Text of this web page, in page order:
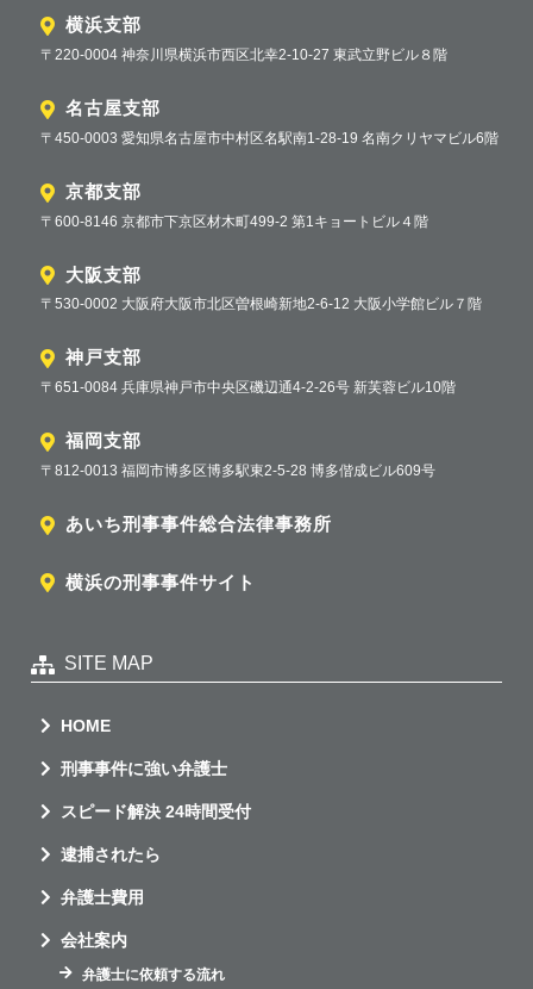
横浜支部
〒220-0004 神奈川県横浜市西区北幸2-10-27 東武立野ビル８階
名古屋支部
〒450-0003 愛知県名古屋市中村区名駅南1-28-19 名南クリヤマビル6階
京都支部
〒600-8146 京都市下京区材木町499-2 第1キョートビル４階
大阪支部
〒530-0002 大阪府大阪市北区曽根崎新地2-6-12 大阪小学館ビル７階
神戸支部
〒651-0084 兵庫県神戸市中央区磯辺通4-2-26号 新芙蓉ビル10階
福岡支部
〒812-0013 福岡市博多区博多駅東2-5-28 博多偕成ビル609号
あいち刑事事件総合法律事務所
横浜の刑事事件サイト
SITE MAP
HOME
刑事事件に強い弁護士
スピード解決 24時間受付
逮捕されたら
弁護士費用
会社案内
弁護士に依頼する流れ